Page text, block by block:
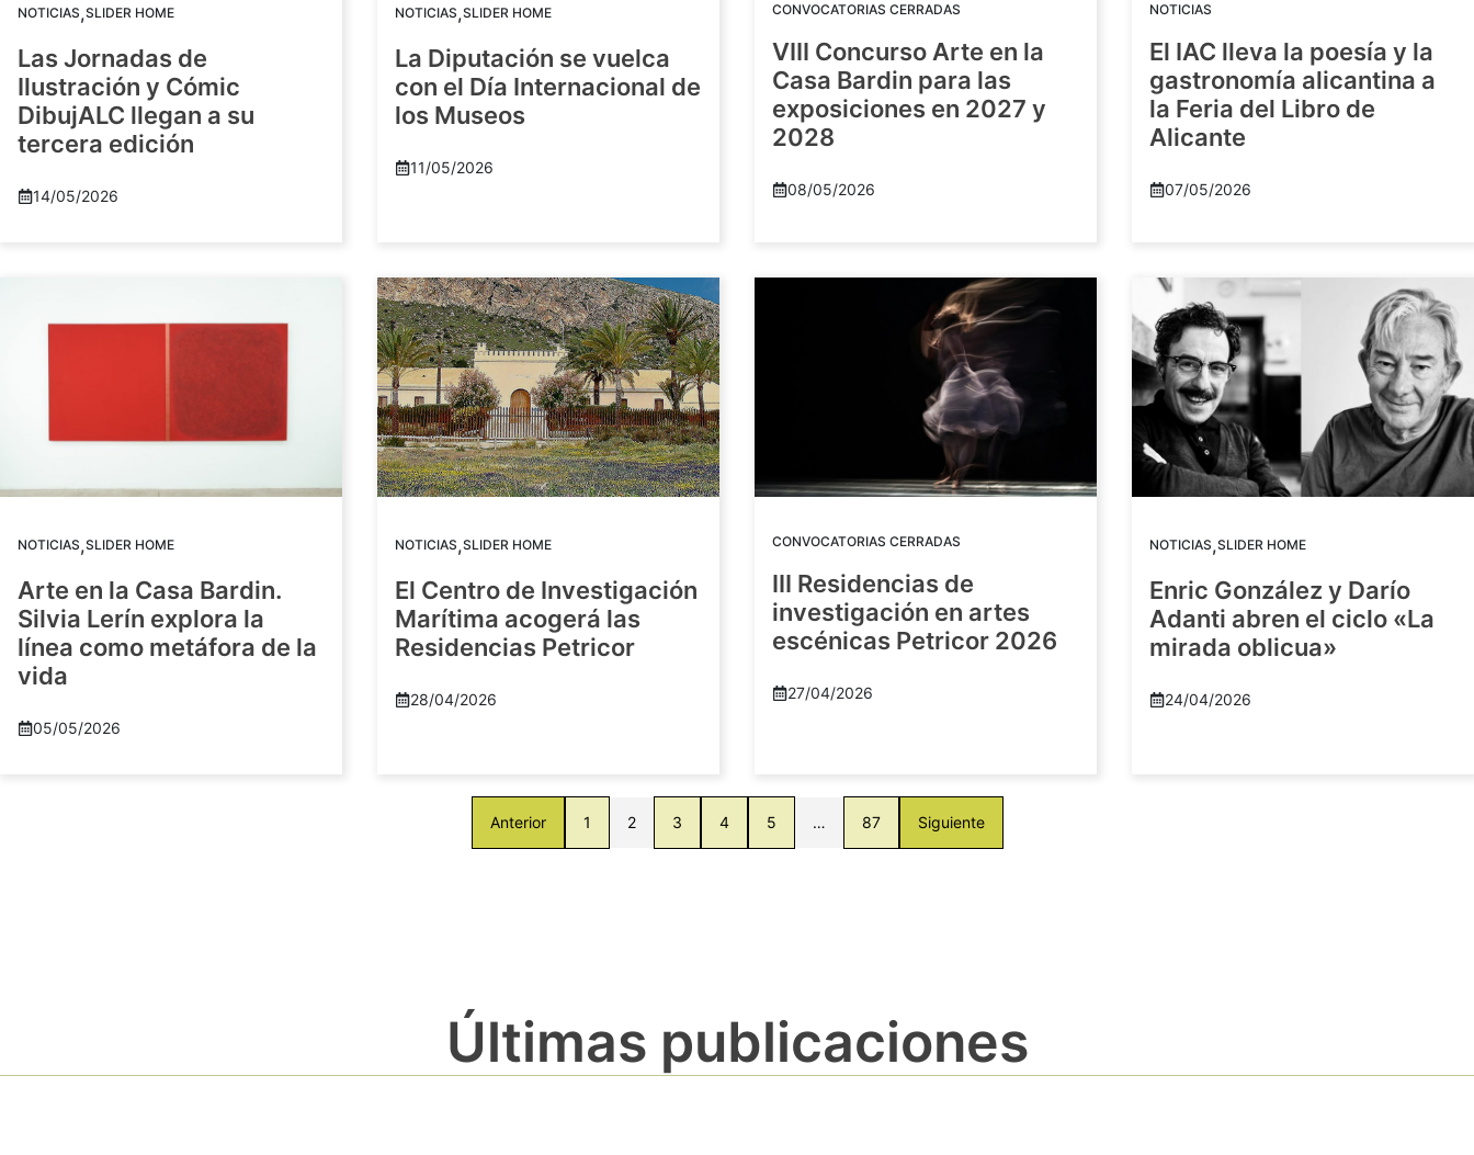
NOTICIAS,SLIDER HOME
Las Jornadas de
Ilustración y Cómic
DibujALC llegan a su
tercera edición
14/05/2026
NOTICIAS,SLIDER HOME
La Diputación se vuelca
con el Día Internacional de
los Museos
11/05/2026
CONVOCATORIAS CERRADAS
VIII Concurso Arte en la
Casa Bardin para las
exposiciones en 2027 y
2028
08/05/2026
NOTICIAS
El IAC lleva la poesía y la
gastronomía alicantina a
la Feria del Libro de
Alicante
07/05/2026
NOTICIAS,SLIDER HOME
Arte en la Casa Bardin.
Silvia Lerín explora la
línea como metáfora de la
vida
05/05/2026
NOTICIAS,SLIDER HOME
El Centro de Investigación
Marítima acogerá las
Residencias Petricor
28/04/2026
CONVOCATORIAS CERRADAS
III Residencias de
investigación en artes
escénicas Petricor 2026
27/04/2026
NOTICIAS,SLIDER HOME
Enric González y Darío
Adanti abren el ciclo «La
mirada oblicua»
24/04/2026
Anterior 1 2 3 4 5 … 87 Siguiente
Últimas publicaciones